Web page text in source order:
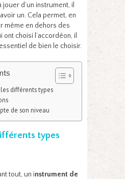
d’un instrument, il
un. Cela permet, en
même en dehors des
choisi l’accordéon, il
de bien le choisir.
différents types
de son niveau
types
tout, un instrument de